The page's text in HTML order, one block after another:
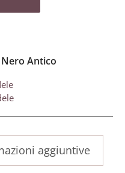
Antico
aggiuntive